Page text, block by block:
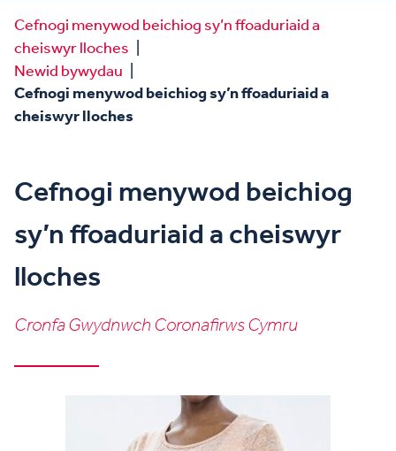
Cefnogi menywod beichiog sy’n ffoaduriaid a
cheiswyr lloches
Newid bywydau
Cefnogi menywod beichiog sy’n ffoaduriaid a
cheiswyr lloches
Cefnogi menywod beichiog
sy’n ffoaduriaid a cheiswyr
lloches
Cronfa Gwydnwch Coronafirws Cymru